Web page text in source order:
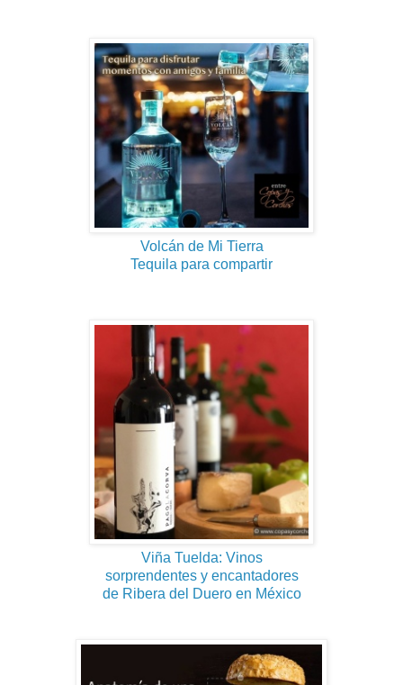
Volcán de Mi Tierra
Tequila para compartir
Viña Tuelda: Vinos
sorprendentes y encantadores
de Ribera del Duero en México